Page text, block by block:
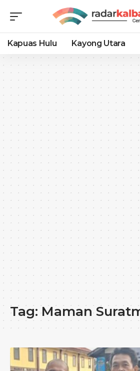
Kapuas Hulu Kayong Utara
Tag:Maman